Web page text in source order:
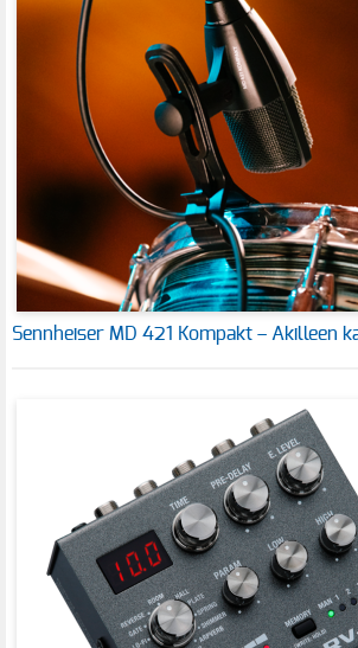
Sennheiser MD 421 Kompakt – Akilleen